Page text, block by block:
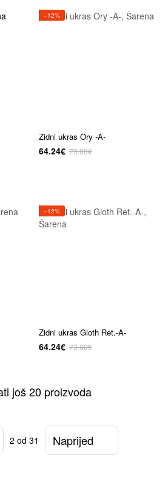
−12%
Zidni ukras Ory -A-
64.24€ 73.00€
−12%
Zidni ukras Gloth Ret.-A-
64.24€ 73.00€
još 20 proizvoda
2 od 31 Naprijed